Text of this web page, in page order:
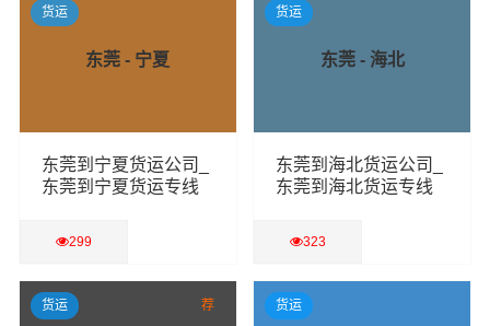
东莞 - 宁夏
东莞到宁夏货运公司_
东莞到宁夏货运专线
299
查看详细
货运
东莞 - 海北
东莞到海北货运公司_
东莞到海北货运专线
323
查看详细
货运
货运 荐 货运